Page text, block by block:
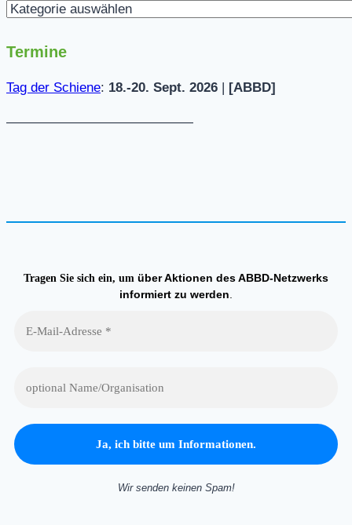
Kategorien
Termine
Tag der Schiene: 18.-20. Sept. 2026 | [ABBD]
——————————————
Tragen Sie sich ein, um über Aktionen des ABBD-Netzwerks
informiert zu werden
Wir senden keinen Spam!